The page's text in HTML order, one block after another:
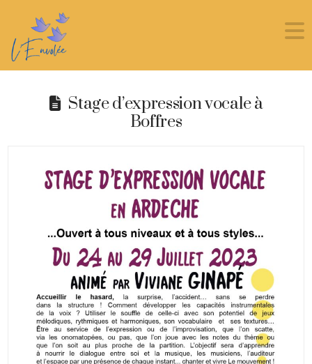
Stage d’expression vocale à
Boffres